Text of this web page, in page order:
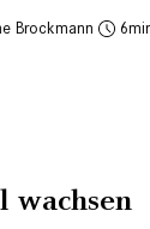
Brockmann 6
wachsen